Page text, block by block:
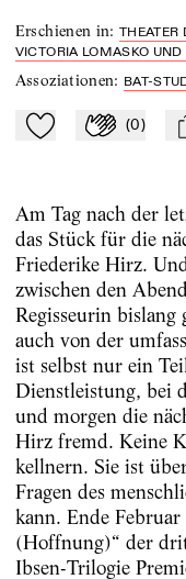
Erschienen in:THEATER
VICTORIA LOMASKO
Assoziationen: BAT-
Zu Mein-TdZApplaudieren
(0)
Am Tag nach der
das Stück für die
Friederike Hirz.
zwischen den
Regisseurin
auch von der
ist selbst nur ein
Dienstleistung, bei
und morgen die
Hirz fremd. Keine
kellnern. Sie ist
Fragen des
kann. Ende
(Hoffnung)“ der
Ibsen-Trilogie